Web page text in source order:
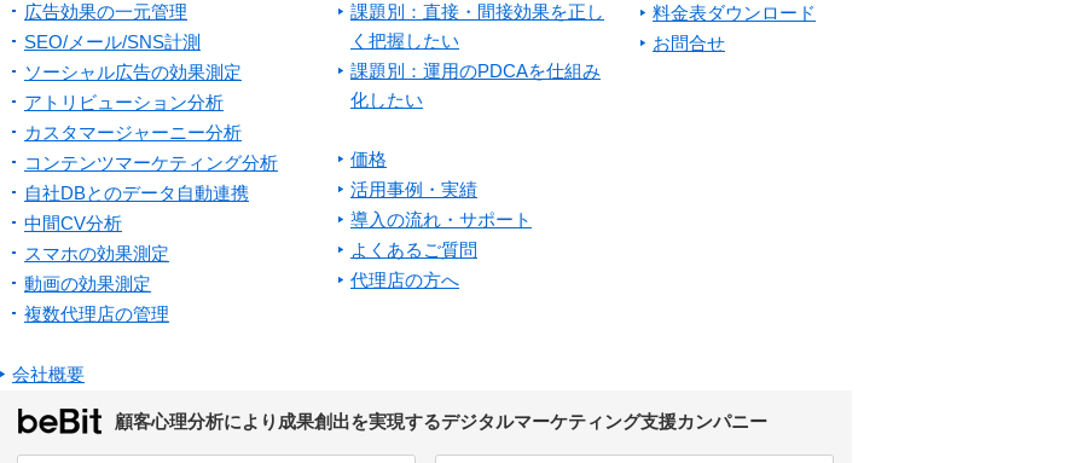
広告効果の一元管理
SEO/メール/SNS計測
ソーシャル広告の効果測定
アトリビューション分析
カスタマージャーニー分析
コンテンツマーケティング分析
自社DBとのデータ自動連携
中間CV分析
スマホの効果測定
動画の効果測定
複数代理店の管理
課題別：直接・間接効果を正し
く把握したい
課題別：運用のPDCAを仕組み
化したい
価格
活用事例・実績
導入の流れ・サポート
よくあるご質問
代理店の方へ
料金表ダウンロード
お問合せ
会社概要
顧客心理分析により成果創出を実現するデジタルマーケティング支援カンパニー